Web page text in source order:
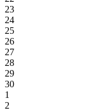
23
24
25
26
27
28
29
30
1
2